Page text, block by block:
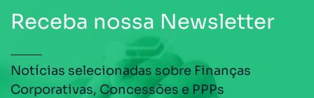
Receba nossa Newsletter
Notícias selecionadas sobre Finanças
Corporativas, Concessões e PPPs